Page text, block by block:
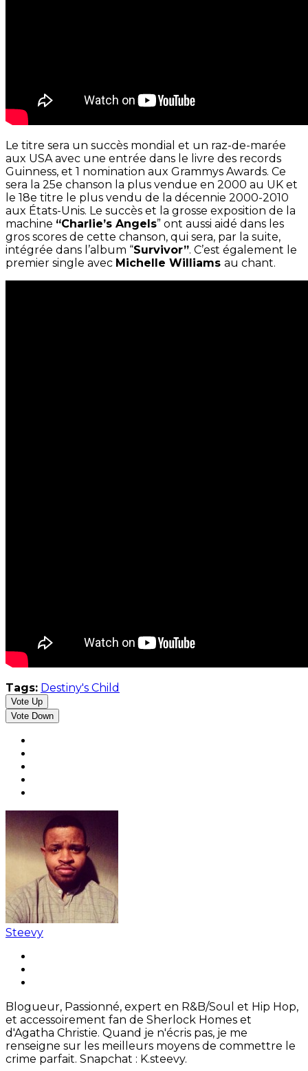
Le titre sera un succès mondial et un raz-de-marée
aux USA avec une entrée dans le livre des records
Guinness, et 1 nomination aux Grammys Awards. Ce
sera la 25e chanson la plus vendue en 2000 au UK et
le 18e titre le plus vendu de la décennie 2000-2010
aux États-Unis. Le succès et la grosse exposition de la
machine “Charlie’s Angels” ont aussi aidé dans les
gros scores de cette chanson, qui sera, par la suite,
intégrée dans l’album “Survivor”. C’est également le
premier single avec Michelle Williams au chant.
Tags: Destiny's Child
Vote Up
Vote Down
Steevy
Blogueur, Passionné, expert en R&B/Soul et Hip Hop,
et accessoirement fan de Sherlock Homes et
d'Agatha Christie. Quand je n'écris pas, je me
renseigne sur les meilleurs moyens de commettre le
crime parfait. Snapchat : K.steevy.